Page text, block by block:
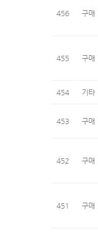
456 구매
455 구매
454 기타
453 구매
452 구매
451 구매